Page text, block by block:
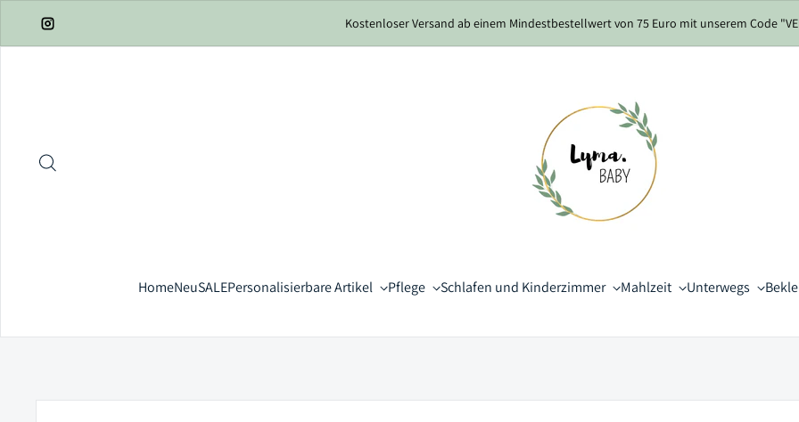
Instagram
Kostenloser Versand ab einem Mindestbestellwert von 75 Euro mit unserem Code
HomeNeuSALEPersonalisierbare Artikel Pflege Schlafen und Kinderzimmer Mahlzeit Unterwegs